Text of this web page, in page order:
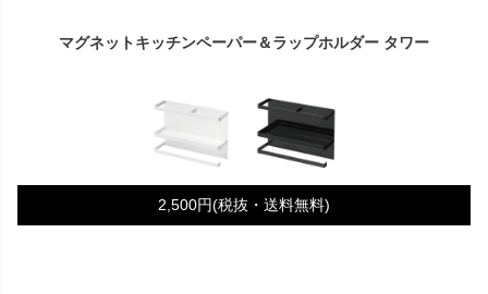
マグネットキッチンペーパー＆ラップホルダー タワー
2,500円(税抜・送料無料)